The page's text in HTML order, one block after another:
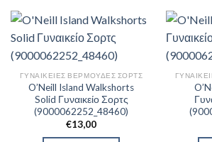
ΓΥΝΑΙΚΕΊΕΣ ΒΕΡΜΟΎΔΕΣ ΣΟΡΤΣ
O’Neill Island Walkshorts
Solid Γυναικείο Σορτς
(9000062252_48460)
€13,00